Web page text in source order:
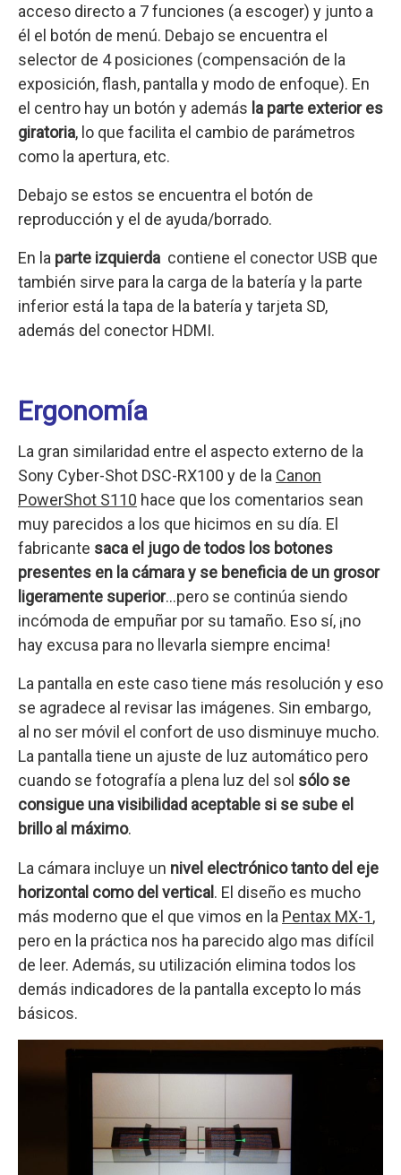
acceso directo a 7 funciones (a escoger) y junto a
él el botón de menú. Debajo se encuentra el
selector de 4 posiciones (compensación de la
exposición, flash, pantalla y modo de enfoque). En
el centro hay un botón y además la parte exterior es
giratoria, lo que facilita el cambio de parámetros
como la apertura, etc.
Debajo se estos se encuentra el botón de
reproducción y el de ayuda/borrado.
En la parte izquierda contiene el conector USB que
también sirve para la carga de la batería y la parte
inferior está la tapa de la batería y tarjeta SD,
además del conector HDMI.
Ergonomía
La gran similaridad entre el aspecto externo de la
Sony Cyber-Shot DSC-RX100 y de la Canon
PowerShot S110 hace que los comentarios sean
muy parecidos a los que hicimos en su día. El
fabricante saca el jugo de todos los botones
presentes en la cámara y se beneficia de un grosor
ligeramente superior…pero se continúa siendo
incómoda de empuñar por su tamaño. Eso sí, ¡no
hay excusa para no llevarla siempre encima!
La pantalla en este caso tiene más resolución y eso
se agradece al revisar las imágenes. Sin embargo,
al no ser móvil el confort de uso disminuye mucho.
La pantalla tiene un ajuste de luz automático pero
cuando se fotografía a plena luz del sol sólo se
consigue una visibilidad aceptable si se sube el
brillo al máximo.
La cámara incluye un nivel electrónico tanto del eje
horizontal como del vertical. El diseño es mucho
más moderno que el que vimos en la Pentax MX-1,
pero en la práctica nos ha parecido algo mas difícil
de leer. Además, su utilización elimina todos los
demás indicadores de la pantalla excepto lo más
básicos.